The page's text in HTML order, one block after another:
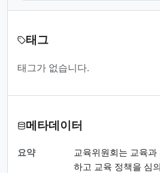
태그
태그가 없습니다.
메타데이터
요약
교육위원회는 교육
하고 교육 정책을 심